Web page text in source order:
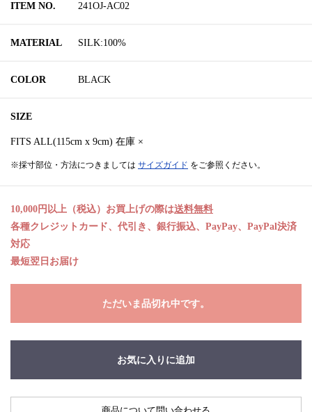
ITEM NO. 241OJ-AC02
MATERIAL SILK:100%
COLOR BLACK
SIZE
FITS ALL(115cm x 9cm) 在庫 ×
※採寸部位・方法につきましては サイズガイド をご参照ください。
10,000円以上（税込）お買上げの際は送料無料
各種クレジットカード、代引き、銀行振込、PayPay、PayPal決済
対応
最短翌日お届け
ただいま品切れ中です。
お気に入りに追加